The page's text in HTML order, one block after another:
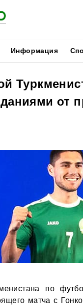
Информация
от
по
матча с